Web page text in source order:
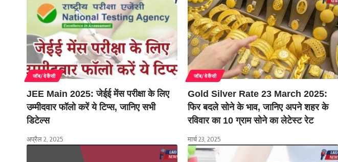
जॉब/वेकैंसी
JEE Main 2025: जेईई मेंस परीक्षा के लिए
उम्मीदवार फॉलो करें ये टिप्स, जानिए सभी
डिटेल्स
अप्रैल 2, 2025
जॉब/वेकैंसी
Gold Silver Rate 23 March 2025:
फिर बदले सोने के भाव, जानिए अपने शहर के
रविवार का 10 ग्राम सोने का लेटेस्ट रेट
मार्च 23, 2025